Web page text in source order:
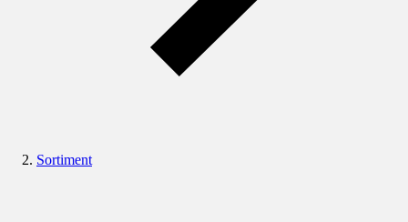
Sortiment